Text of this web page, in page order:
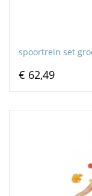
spoortrein set
€ 62,49